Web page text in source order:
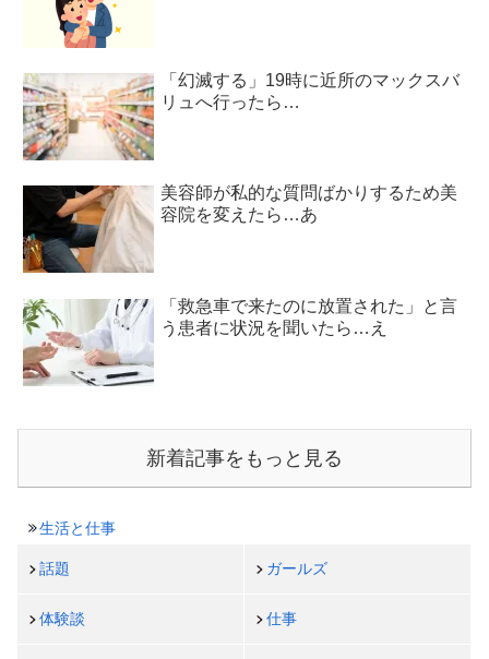
「幻滅する」19時に近所のマックスバ
リュへ行ったら…
美容師が私的な質問ばかりするため美
容院を変えたら…あ
「救急車で来たのに放置された」と言
う患者に状況を聞いたら…え
新着記事をもっと見る
生活と仕事
話題 ガールズ
体験談 仕事